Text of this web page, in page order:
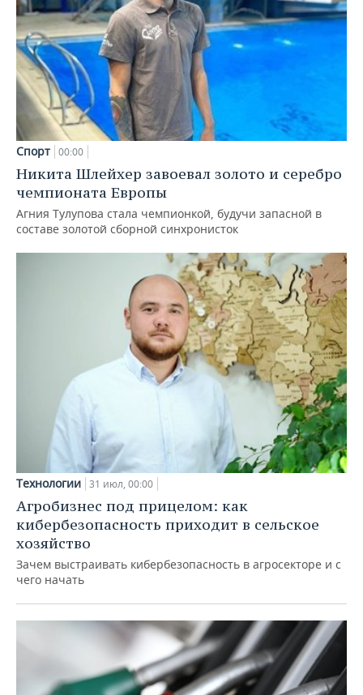
Спорт 00:00
Никита Шлейхер завоевал золото и серебро
чемпионата Европы
Агния Тулупова стала чемпионкой, будучи запасной в
составе золотой сборной синхронисток
Технологии 31 июл, 00:00
Агробизнес под прицелом: как
кибербезопасность приходит в сельское
хозяйство
Зачем выстраивать кибербезопасность в агросекторе и с
чего начать